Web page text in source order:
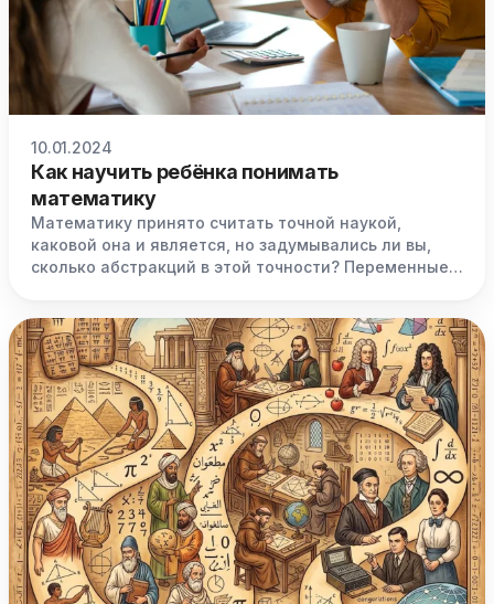
10.01.2024
Как научить ребёнка понимать
математику
Математику принято считать точной наукой,
каковой она и является, но задумывались ли вы,
сколько абстракций в этой точности? Переменные,
формулы, где смешиваются буквы, цифры и даже
целые слова.